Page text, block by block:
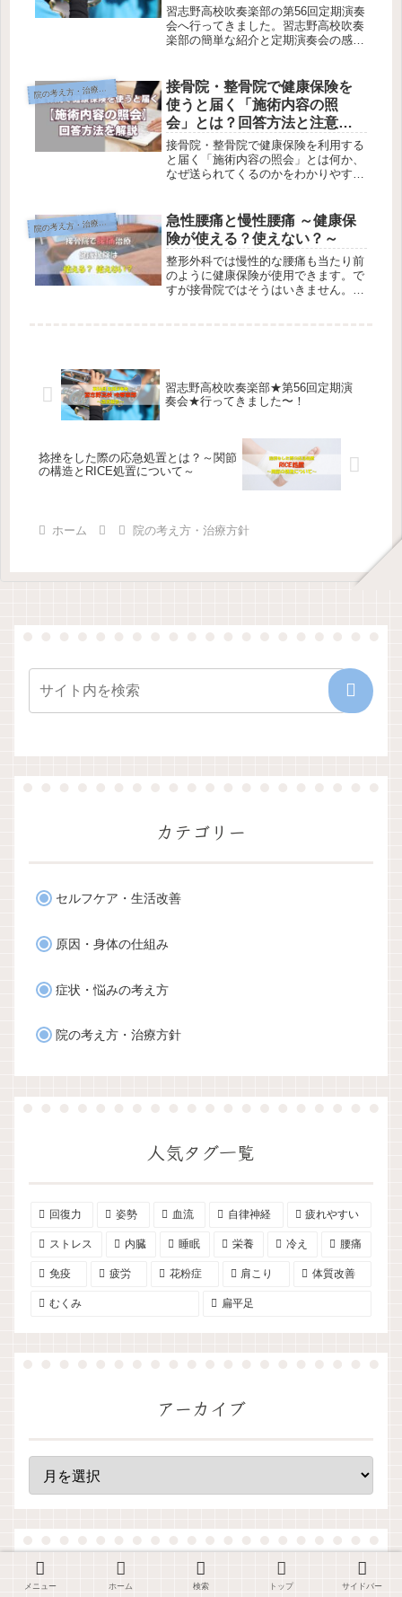
習志野高校吹奏楽部の第56回定期演奏
会へ行ってきました。習志野高校吹奏
楽部の簡単な紹介と定期演奏会の感想
晴らしい演奏をする吹奏楽部です。ご
興味のある方は是非一度、演奏会へ足
を運んでみてください。| ほっと鍼灸
接骨院の健康＆美容じゅく
院
の考え方・治療方針
接骨院・整骨院で健康保険を
使うと届く「施術内容の照
会」とは？回答方法と注意点
を解説
接骨院・整骨院で健康保険を利用する
と届く「施術内容の照会」とは何か、
なぜ送られてくるのかをわかりやすく
介します。
院
の考え方・治療方針
急性腰痛と慢性腰痛 ～健康保
険が使える？使えない？～
整形外科では慢性的な腰痛も当たり前
のように健康保険が使用できます。で
すが接骨院ではそうはいきません。健
習志野高校吹奏楽部★第56回定期演
奏会★行ってきました〜！
捻挫をした際の応急処置とは？～関節
の構造とRICE処置について～
ホーム 院の考え方・治療方針
カテゴリー
セルフケア・生活改善
原因・身体の仕組み
症状・悩みの考え方
院の考え方・治療方針
人気タグ一覧
回復力 姿勢 血流 自律神経 疲れやすい
ストレス 内臓 睡眠 栄養 冷え 腰痛
免疫 疲労 花粉症 肩こり 体質改善
むくみ 扁平足
アーカイブ
ほっと鍼灸接骨院を友達登録
メニュー ホーム 検索 トップ サイドバー